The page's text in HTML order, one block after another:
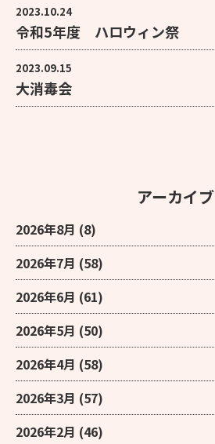
2023.10.24
令和5年度 ハロウィン祭
2023.09.15
大消毒会
アーカイブ
2026年8月 (8)
2026年7月 (58)
2026年6月 (61)
2026年5月 (50)
2026年4月 (58)
2026年3月 (57)
2026年2月 (46)